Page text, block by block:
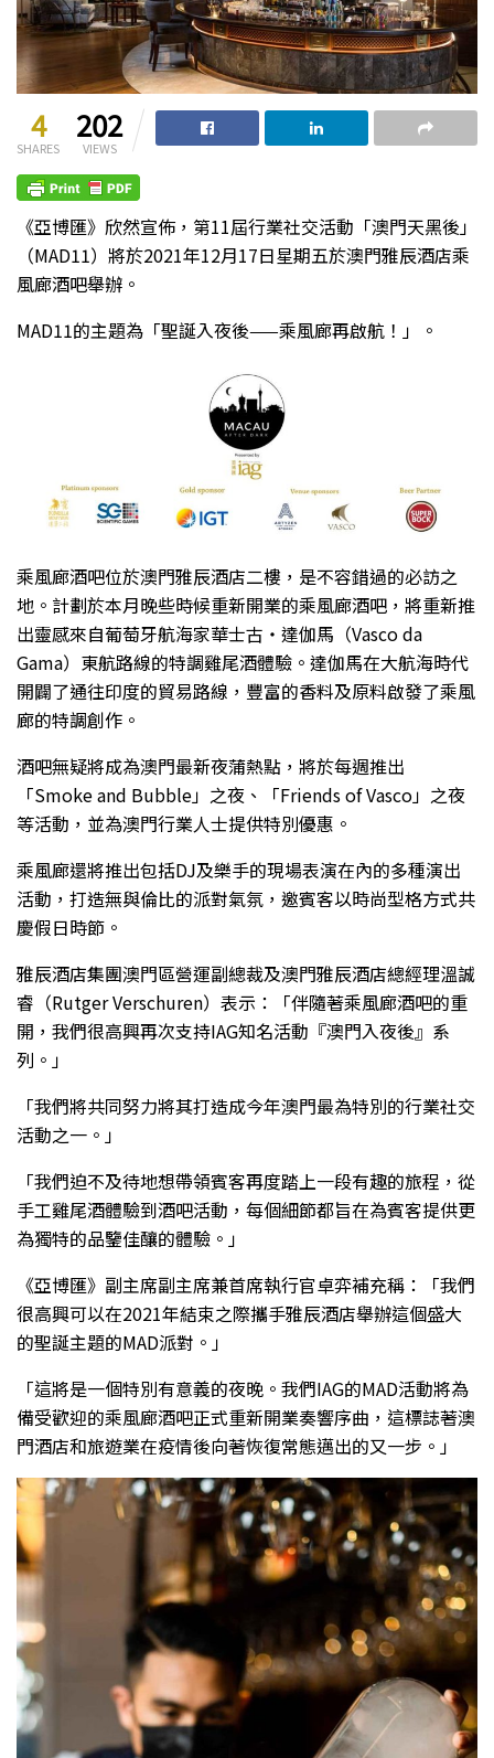
4
SHARES
202
VIEWS
《亞博匯》欣然宣佈，第11屆行業社交活動「澳門天黑後」
（MAD11）將於2021年12月17日星期五於澳門雅辰酒店乘
風廊酒吧舉辦。
MAD11的主題為「聖誕入夜後——乘風廊再啟航！」。
乘風廊酒吧位於澳門雅辰酒店二樓，是不容錯過的必訪之
地。計劃於本月晚些時候重新開業的乘風廊酒吧，將重新推
出靈感來自葡萄牙航海家華士古・達伽馬（Vasco da
Gama）東航路線的特調雞尾酒體驗。達伽馬在大航海時代
開闢了通往印度的貿易路線，豐富的香料及原料啟發了乘風
廊的特調創作。
酒吧無疑將成為澳門最新夜蒲熱點，將於每週推出
「Smoke and Bubble」之夜、「Friends of Vasco」之夜
等活動，並為澳門行業人士提供特別優惠。
乘風廊還將推出包括DJ及樂手的現場表演在內的多種演出
活動，打造無與倫比的派對氣氛，邀賓客以時尚型格方式共
慶假日時節。
雅辰酒店集團澳門區營運副總裁及澳門雅辰酒店總經理溫誠
睿（Rutger Verschuren）表示：「伴隨著乘風廊酒吧的重
開，我們很高興再次支持IAG知名活動『澳門入夜後』系
列。」
「我們將共同努力將其打造成今年澳門最為特別的行業社交
活動之一。」
「我們迫不及待地想帶領賓客再度踏上一段有趣的旅程，從
手工雞尾酒體驗到酒吧活動，每個細節都旨在為賓客提供更
為獨特的品鑒佳釀的體驗。」
《亞博匯》副主席副主席兼首席執行官卓弈補充稱：「我們
很高興可以在2021年結束之際攜手雅辰酒店舉辦這個盛大
的聖誕主題的MAD派對。」
「這將是一個特別有意義的夜晚。我們IAG的MAD活動將為
備受歡迎的乘風廊酒吧正式重新開業奏響序曲，這標誌著澳
門酒店和旅遊業在疫情後向著恢復常態邁出的又一步。」